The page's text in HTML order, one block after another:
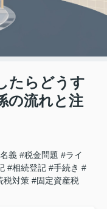
たらどうす
の流れと注
義 #税金問題 #ライ
#相続登記 #手続き #
税対策 #固定資産税